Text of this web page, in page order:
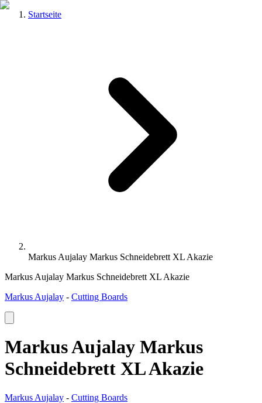
Startseite
Markus Aujalay Markus Schneidebrett XL Akazie
Markus Aujalay Markus Schneidebrett XL Akazie
Markus Aujalay - Cutting Boards
Markus Aujalay Markus
Schneidebrett XL Akazie
Markus Aujalay - Cutting Boards